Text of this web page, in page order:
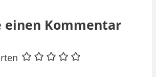
einen Kommentar